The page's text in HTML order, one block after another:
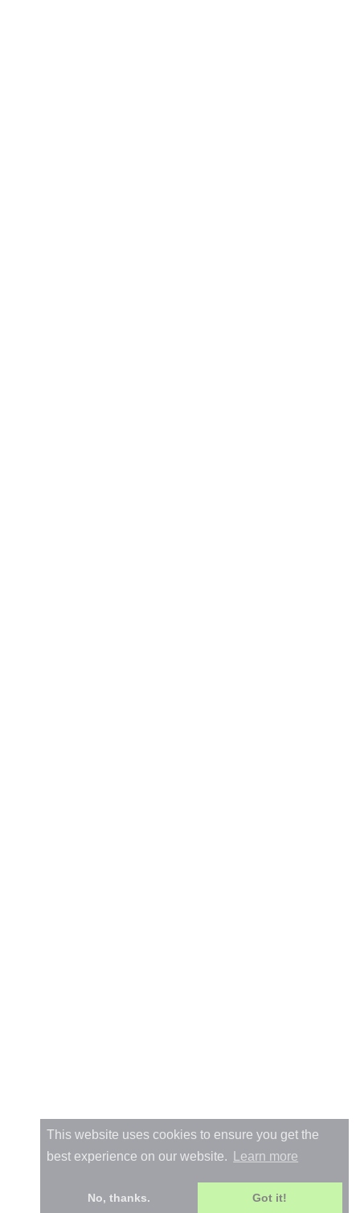
This website uses cookies to ensure you get the
best experience on our website.
Learn more
No, thanks. Got it!